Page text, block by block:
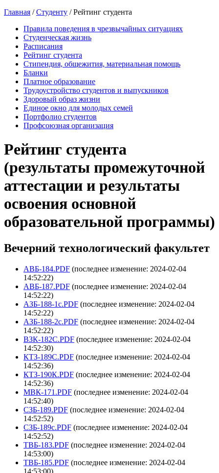
Главная /Студенту / Рейтинг студента
Правила поведения в чрезвычайных ситуациях
Студенческая жизнь
Расписания
Рейтинг студента
Стипендия, общежития, материальная помощь
Бланки
Платное образование
Трудоустройство студентов и выпускников
Здоровый образ жизни
Единое окно для молодых семей
Портфолио студентов
Профсоюзная организация
Рейтинг студента
(результаты промежуточной
аттестации и результаты
освоения основной
образовательной программы)
Вечерний технологический факультет
АВБ-184.PDF (последнее изменение: 2024-02-04
14:52:22)
АВБ-187.PDF (последнее изменение: 2024-02-04
14:52:22)
АЗБ-188-1с.PDF (последнее изменение: 2024-02-04
14:52:22)
АЗБ-188-2с.PDF (последнее изменение: 2024-02-04
14:52:22)
ВЗК-182С.PDF (последнее изменение: 2024-02-04
14:52:30)
КТЗ-189С.PDF (последнее изменение: 2024-02-04
14:52:36)
КТЗ-190К.PDF (последнее изменение: 2024-02-04
14:52:36)
МВК-171.PDF (последнее изменение: 2024-02-04
14:52:40)
СЗБ-189.PDF (последнее изменение: 2024-02-04
14:52:52)
СЗБ-189с.PDF (последнее изменение: 2024-02-04
14:52:52)
ТВБ-183.PDF (последнее изменение: 2024-02-04
14:53:00)
ТВБ-185.PDF (последнее изменение: 2024-02-04
14:53:00)